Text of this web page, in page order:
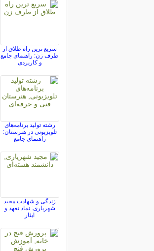
سریع ترین راه طلاق از
طرف زن: راهنمای جامع
و کاربردی
رشته تولید برنامه‌های
تلویزیونی در هنرستان:
راهنمای جامع
زندگی و شهادت مجید
شهریاری: نماد تعهد و
ایثار